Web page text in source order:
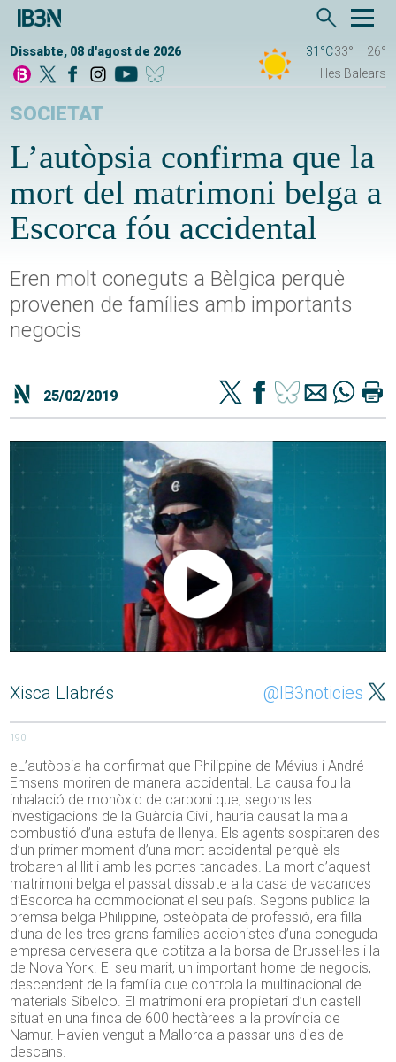
Dissabte, 08 d'agost de 2026 31°C33°
26°
Illes Balears
SOCIETAT
L’autòpsia confirma que la
mort del matrimoni belga a
Escorca fóu accidental
Eren molt coneguts a Bèlgica perquè
provenen de famílies amb importants
negocis
25/02/2019
Xisca Llabrés @IB3noticies
190
eL’autòpsia ha confirmat que Philippine de Mévius i André
Emsens moriren de manera accidental. La causa fou la
inhalació de monòxid de carboni que, segons les
investigacions de la Guàrdia Civil, hauria causat la mala
combustió d’una estufa de llenya. Els agents sospitaren des
d’un primer moment d’una mort accidental perquè els
trobaren al llit i amb les portes tancades. La mort d’aquest
matrimoni belga el passat dissabte a la casa de vacances
d’Escorca ha commocionat el seu país. Segons publica la
premsa belga Philippine, osteòpata de professió, era filla
d’una de les tres grans famílies accionistes d’una coneguda
empresa cervesera que cotitza a la borsa de Brussel·les i la
de Nova York. El seu marit, un important home de negocis,
descendent de la família que controla la multinacional de
materials Sibelco. El matrimoni era propietari d’un castell
situat en una finca de 600 hectàrees a la província de
Namur. Havien vengut a Mallorca a passar uns dies de
descans.